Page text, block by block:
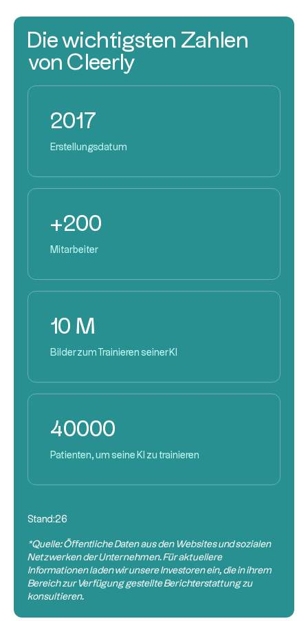
Die wichtigsten Zahlen
von Cleerly
2017
Erstellungsdatum
+200
Mitarbeiter
10 M
Bilder zum Trainieren seiner KI
40000
Patienten, um seine KI zu trainieren
Stand:26
*Quelle: Öffentliche Daten aus den Websites und sozialen
Netzwerken der Unternehmen. Für aktuellere
Informationen laden wir unsere Investoren ein, die in ihrem
Bereich zur Verfügung gestellte Berichterstattung zu
konsultieren.